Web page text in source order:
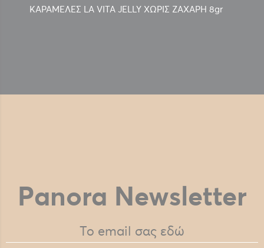
ΚΑΡΑΜΕΛΕΣ LA VITA JELLY ΧΩΡΙΣ ΖΑΧΑΡΗ 8gr
Panora Newsletter